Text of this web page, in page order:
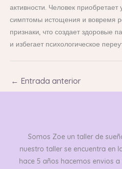
активности. Человек
симптомы истощения и вовремя
признаки, что создает здоровые
и избегает психологическое
← Entrada anterior
Somos Zoe un taller de
nuestro taller se encuentra en
hace 5 años hacemos envios